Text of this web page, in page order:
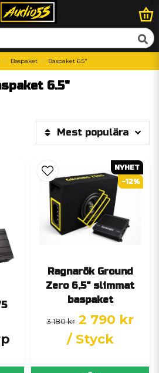
Baspaket Baspaket 6.5"
6.5"
Mest populära
Ragnarök Ground
Zero 6,5" slimmat
baspaket
3 180 kr 2 790 kr
/ Styck
NYHET
-12%